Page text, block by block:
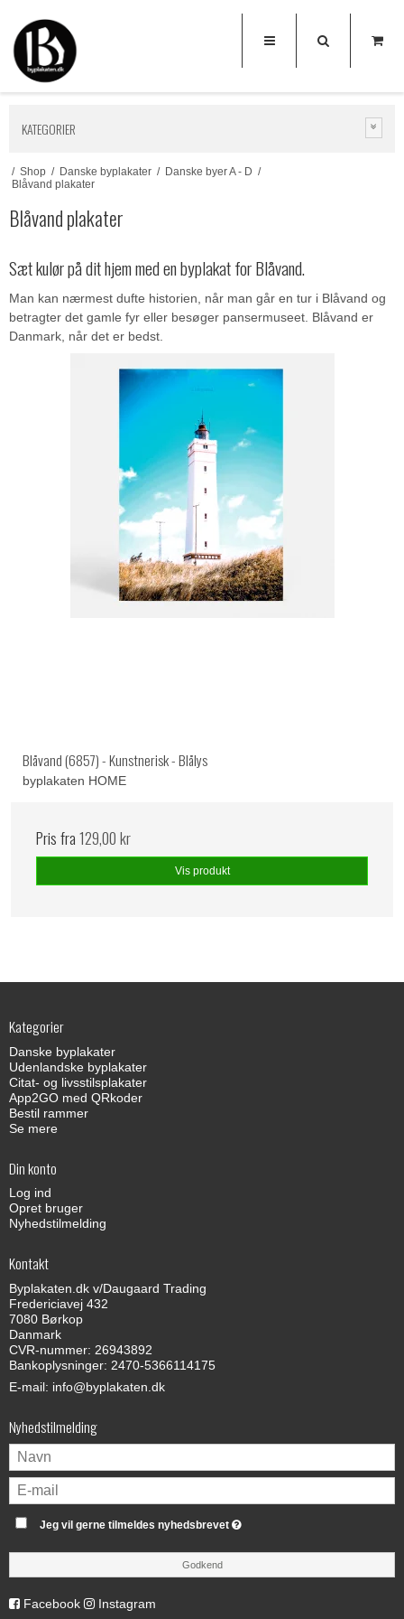
KATEGORIER
/ Shop / Danske byplakater / Danske byer A - D /
Blåvand plakater
Blåvand plakater
Sæt kulør på dit hjem med en byplakat for Blåvand.
Man kan nærmest dufte historien, når man går en tur i Blåvand og
betragter det gamle fyr eller besøger pansermuseet. Blåvand er
Danmark, når det er bedst.
Blåvand (6857) - Kunstnerisk - Blålys
byplakaten HOME
Pris fra129,00 kr
Vis produkt
Kategorier
Danske byplakater
Udenlandske byplakater
Citat- og livsstilsplakater
App2GO med QRkoder
Bestil rammer
Se mere
Din konto
Log ind
Opret bruger
Nyhedstilmelding
Kontakt
Byplakaten.dk v/Daugaard Trading
Fredericiavej 432
7080 Børkop
Danmark
CVR-nummer: 26943892
Bankoplysninger: 2470-5366114175
E-mail: info@byplakaten.dk
Nyhedstilmelding
Jeg vil gerne tilmeldes nyhedsbrevet
Godkend
Facebook Instagram